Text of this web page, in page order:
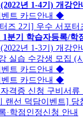
년 1-4기) 개강안
벤트 카드안내 ◆
즈 2기] 우수 서포터
분기 학습자등록/학
년 1-3기) 개강안
실습 수강생 모집 (
벤트 카드안내 ◆
벤트 카드안내 ◆
격증 신청 구비서류
선 덕담이벤트] 당
·학점인정신청 안내